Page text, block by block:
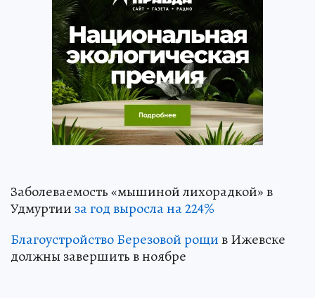
Заболеваемость «мышиной лихорадкой» в
Удмуртии за год выросла на 224%
Благоустройство Березовой рощив Ижевске
должны завершить в ноябре